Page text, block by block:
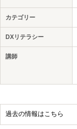
カテゴリー
DXリテラシー
講師
過去の情報はこちら